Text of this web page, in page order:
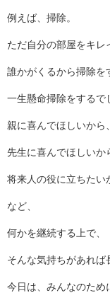
例えば、掃除。
ただ自分の部屋をキレ
誰かがくるから掃除を
一生懸命掃除をするで
親に喜んでほしいから、
先生に喜んでほしいか
将来人の役に立ちたい
など、
何かを継続する上で、
そんな気持ちがあれば
今日は、みんなのため